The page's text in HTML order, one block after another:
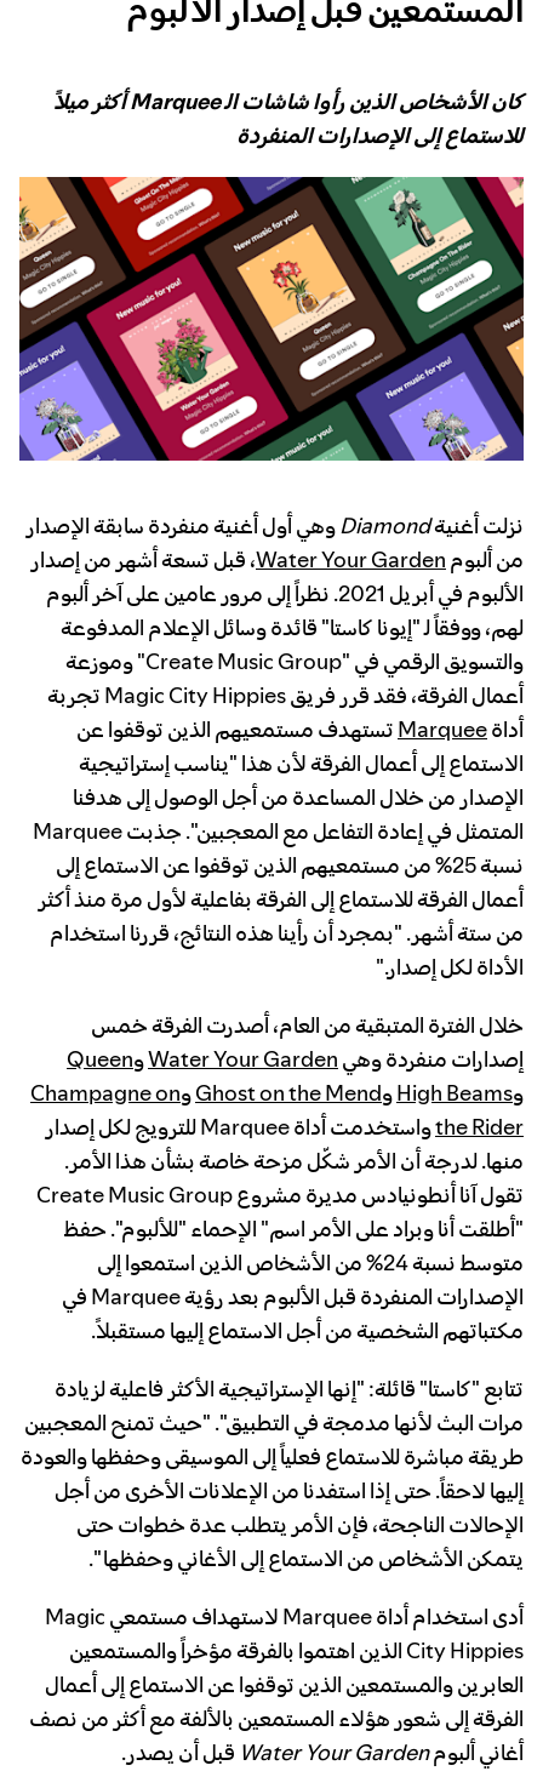
المستمعين قبل إصدار الألبوم
كان الأشخاص الذين رأوا شاشات الـ Marquee أكثر ميلاً
للاستماع إلى الإصدارات المنفردة
نزلت أغنيةDiamondوهي أول أغنية منفردة سابقة الإصدار
من ألبوم Water Your Garden، قبل تسعة أشهر من إصدار
الألبوم في أبريل 2021. نظراً إلى مرور عامين على آخر ألبوم
لهم، ووفقاً لـ "إيونا كاستا" قائدة وسائل الإعلام المدفوعة
والتسويق الرقمي في "Create Music Group" وموزعة
أعمال الفرقة، فقد قرر فريق Magic City Hippies تجربة
أداةMarquee تستهدف مستمعيهم الذين توقفوا عن
الاستماع إلى أعمال الفرقة لأن هذا "يناسب إستراتيجية
الإصدار من خلال المساعدة من أجل الوصول إلى هدفنا
المتمثل في إعادة التفاعل مع المعجبين". جذبت Marquee
نسبة 25% من مستمعيهم الذين توقفوا عن الاستماع إلى
أعمال الفرقة للاستماع إلى الفرقة بفاعلية لأول مرة منذ أكثر
من ستة أشهر. "بمجرد أن رأينا هذه النتائج، قررنا استخدام
الأداة لكل إصدار."
خلال الفترة المتبقية من العام، أصدرت الفرقة خمس
إصدارات منفردة وهي Water Your GardenوQueen
وHigh BeamsوGhost on the MendوChampagne on
the Rider
واستخدمت أداة Marquee للترويج لكل إصدار
منها. لدرجة أن الأمر شكّل مزحة خاصة بشأن هذا الأمر.
تقول آنا أنطونيادس مديرة مشروع Create Music Group
"أطلقت أنا وبراد على الأمر اسم" الإحماء "للألبوم". حفظ
متوسط نسبة 24% من الأشخاص الذين استمعوا إلى
الإصدارات المنفردة قبل الألبوم بعد رؤية Marquee في
مكتباتهم الشخصية من أجل الاستماع إليها مستقبلاً.
تتابع "كاستا" قائلة: "إنها الإستراتيجية الأكثر فاعلية لزيادة
مرات البث لأنها مدمجة في التطبيق". "حيث تمنح المعجبين
طريقة مباشرة للاستماع فعلياً إلى الموسيقى وحفظها والعودة
إليها لاحقاً. حتى إذا استفدنا من الإعلانات الأخرى من أجل
الإحالات الناجحة، فإن الأمر يتطلب عدة خطوات حتى
يتمكن الأشخاص من الاستماع إلى الأغاني وحفظها ".
أدى استخدام أداة Marquee لاستهداف مستمعي Magic
City Hippies الذين اهتموا بالفرقة مؤخراً والمستمعين
العابرين والمستمعين الذين توقفوا عن الاستماع إلى أعمال
الفرقة إلى شعور هؤلاء المستمعين بالألفة مع أكثر من نصف
أغاني ألبومWater Your Garden قبل أن يصدر.